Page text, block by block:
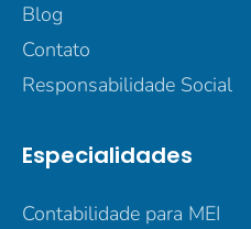
Blog
Contato
Responsabilidade Social
Especialidades
Contabilidade para MEI